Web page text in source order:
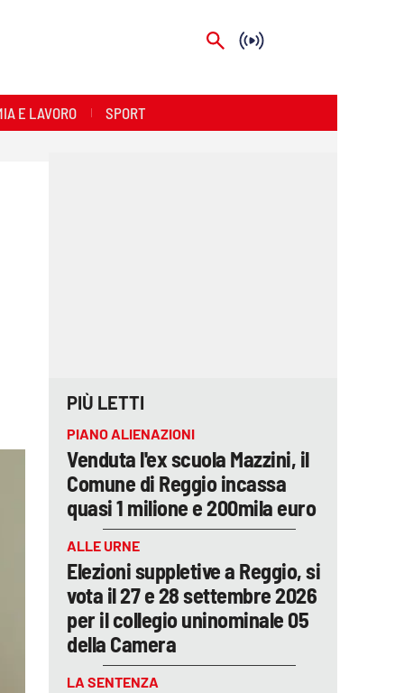
E LAVORO SPORT
PIÙ LETTI
PIANO ALIENAZIONI
Venduta l'ex scuola Mazzini, il
Comune di Reggio incassa
quasi 1 milione e 200mila euro
ALLE URNE
Elezioni suppletive a Reggio, si
vota il 27 e 28 settembre 2026
per il collegio uninominale 05
della Camera
LA SENTENZA